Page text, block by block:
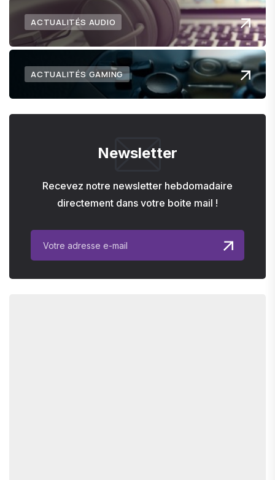
ACTUALITÉS AUDIO
ACTUALITÉS GAMING
Newsletter
Recevez notre newsletter hebdomadaire
directement dans votre boite mail !